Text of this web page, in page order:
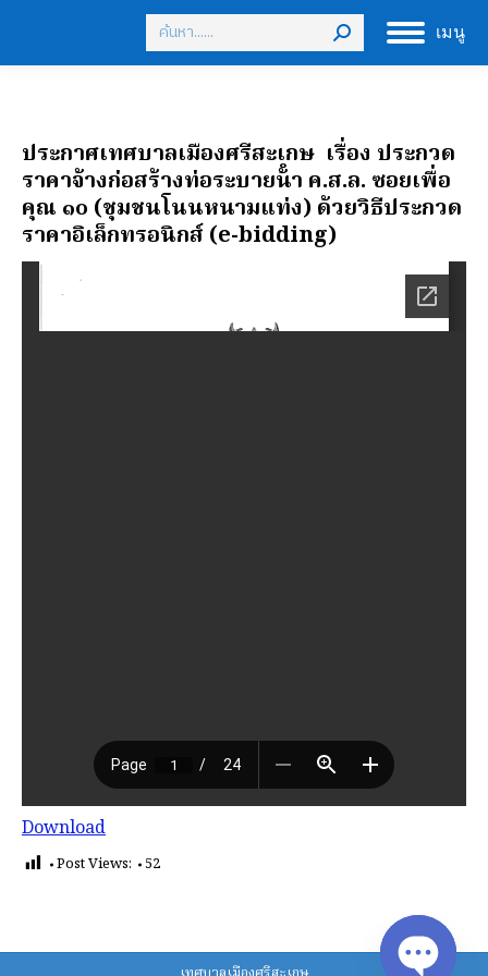
เมนู
Search:
ประกาศเทศบาลเมืองศรีสะเกษ เรื่อง ประกวด
ราคาจ้างก่อสร้างท่อระบายน้ํา ค.ส.ล. ซอยเพื่อ
คุณ ๑๐ (ชุมชนโนนหนามแท่ง) ด้วยวิธีประกวด
ราคาอิเล็กทรอนิกส์ (e-bidding)
Download
Post Views: 52